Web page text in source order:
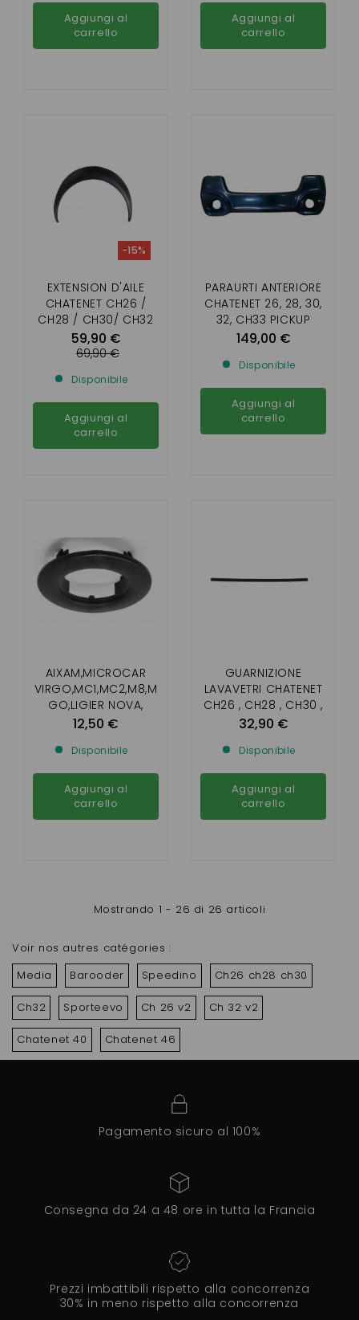
Aggiungi al
carrello
Aggiungi al
carrello
EXTENSION D'AILE
CHATENET CH26 /
CH28 / CH30/ CH32
59,90 €
-15%
69,90 €
Disponibile
Aggiungi al
carrello
PARAURTI ANTERIORE
CHATENET 26, 28, 30,
32, CH33 PICKUP
SPORTEEVO
149,00 €
Disponibile
Aggiungi al
carrello
AIXAM,MICROCAR
VIRGO,MC1,MC2,M8,M
GO,LIGIER NOVA,
XTOO R/S/RS,IX0,
JS60,CHATENET26,28,
30,32, JDM , BELLIER
B8
12,50 €
Disponibile
Aggiungi al
carrello
GUARNIZIONE
LAVAVETRI CHATENET
CH26 , CH28 , CH30 ,
CH32 , SPORTEEVO
32,90 €
Disponibile
Aggiungi al
carrello
Mostrando 1 - 26 di 26 articoli
Voir nos autres catégories :
Media
Barooder Speedino Ch26 ch28 ch30
Ch32 Sporteevo Ch 26 v2 Ch 32 v2
Chatenet 40 Chatenet 46
Pagamento sicuro al 100%
Consegna da 24 a 48 ore in tutta la Francia
Prezzi imbattibili rispetto alla concorrenza
30% in meno rispetto alla concorrenza